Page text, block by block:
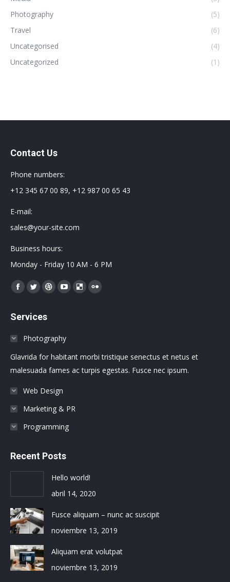
Photography
(5)
Travel
(6)
Uncategorised
(4)
Uncategorized
(1)
Contact Us
Phone numbers:
+12 345 67 00 89, +12 987 00 65 43
E-mail:
sales@your-site.com
Business hours:
Monday - Friday 10 AM - 6 PM
Encuéntranos en:
Facebook
opens
window
Twitter
opens
new
window
Dribbble
new
window
YouTube
new
window
Delicious
window
Flickr
window
Services
Photography
Glavrida for habitant morbi tristique senectus et netus et
malesuada fames ac turpis egestas. Fusce nec ipsum.
Web Design
Marketing & PR
Programming
Recent Posts
Hello world!
abril 14, 2020
Fusce aliquam – nunc ac suscipit
noviembre 13, 2019
Aliquam erat volutpat
noviembre 13, 2019